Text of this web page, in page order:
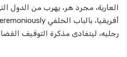
العارية، مجرد هر، يهرب من الدول
رجليه، ليتفادى مذكرة التوقيف